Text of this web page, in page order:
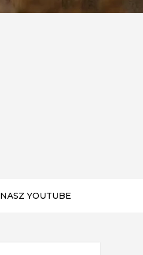
NASZ YOUTUBE